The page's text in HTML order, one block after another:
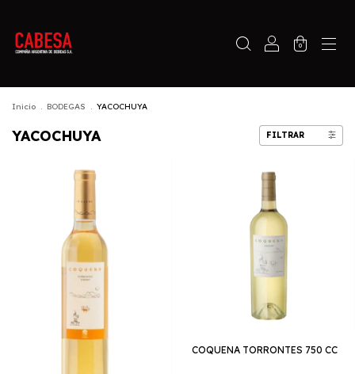
0
Inicio . BODEGAS . YACOCHUYA
YACOCHUYA FILTRAR
COQUENA TORRONTES 750 CC